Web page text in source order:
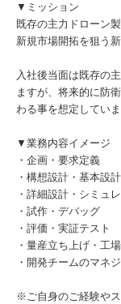
▼ミッション
既存の主力ドローン
新規市場開拓を狙う
入社後当面は既存の
ますが、将来的に防
わる事を想定していま
▼業務内容イメージ
・企画・要求定義
・構想設計・基本設計
・詳細設計・シミュ
・試作・デバッグ
・評価・実証テスト
・量産立ち上げ・工
・開発チームのマネ
※ご自身のご経験やス